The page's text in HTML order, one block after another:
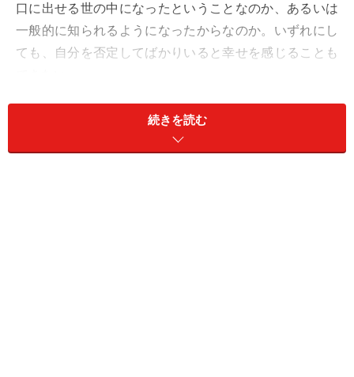
口に出せる世の中になったということなのか、あるいは
一般的に知られるようになったからなのか。いずれにし
ても、自分を否定してばかりいると幸せを感じることも
親に褒められたことのない子ども時代
続きを読む